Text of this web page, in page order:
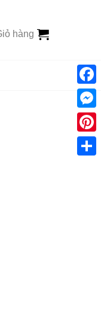
hàng